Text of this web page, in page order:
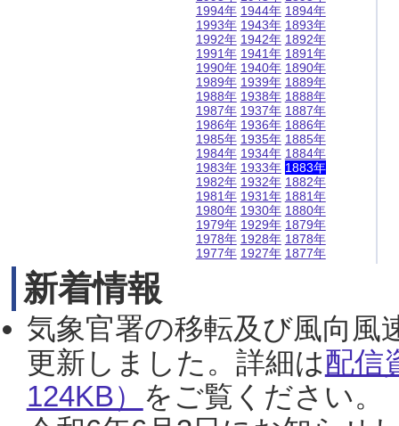
1994年
1993年
1992年
1991年
1990年
1989年
1988年
1987年
1986年
1985年
1984年
1983年
1982年
1981年
1980年
1979年
1978年
1977年
1944年
1943年
1942年
1941年
1940年
1939年
1938年
1937年
1936年
1935年
1934年
1933年
1932年
1931年
1930年
1929年
1928年
1927年
1894年
1893年
1892年
1891年
1890年
1889年
1888年
1887年
1886年
1885年
1884年
1883年
1882年
1881年
1880年
1879年
1878年
1877年
新着情報
気象官署の移転及び風向風
更新しました。詳細は配信
124KB） をご覧ください。